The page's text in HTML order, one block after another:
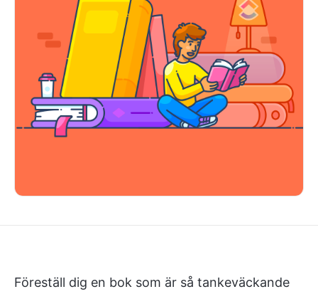
Föreställ dig en bok som är så tankeväckande